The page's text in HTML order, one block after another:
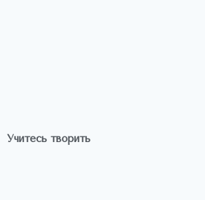
Учитесь творить